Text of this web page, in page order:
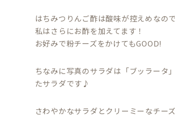
はちみつりんご酢は酸味が控えめなので
私はさらにお酢を加えてます！
お好みで粉チーズをかけてもGOOD!
ちなみに写真のサラダは「ブッラータ
たサラダです♪
さわやかなサラダとクリーミーなチー